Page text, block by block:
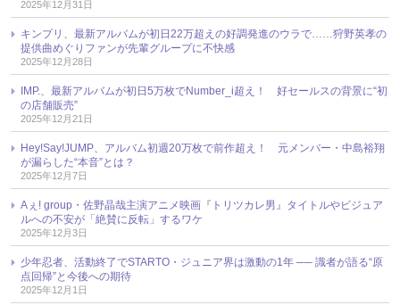
2025年12月31日
キンプリ、最新アルバムが初日22万超えの好調発進のウラで……狩野英孝の
提供曲めぐりファンが先輩グループに不快感
2025年12月28日
IMP.、最新アルバムが初日5万枚でNumber_i超え！ 好セールスの背景に“初
の店舗販売”
2025年12月21日
Hey!Say!JUMP、アルバム初週20万枚で前作超え！ 元メンバー・中島裕翔
が漏らした“本音”とは？
2025年12月7日
Aぇ! group・佐野晶哉主演アニメ映画『トリツカレ男』タイトルやビジュア
ルへの不安が「絶賛に反転」するワケ
2025年12月3日
少年忍者、活動終了でSTARTO・ジュニア界は激動の1年 ── 識者が語る“原
点回帰”と今後への期待
2025年12月1日